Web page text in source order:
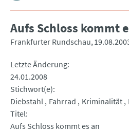
Aufs Schloss kommt
Frankfurter Rundschau
Letzte Änderung
24.01.2008
Stichwort(e)
Diebstahl Fahrrad Kriminalität
Titel
Aufs Schloss kommt es an